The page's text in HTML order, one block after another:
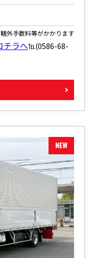
外手数料等がかかります
ラへ℡(0586-68-